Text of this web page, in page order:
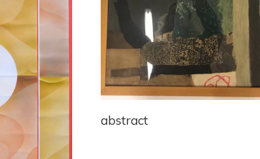
abstract